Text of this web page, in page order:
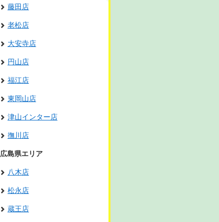
藤田店
老松店
大安寺店
円山店
福江店
東岡山店
津山インター店
撫川店
広島県エリア
八木店
松永店
蔵王店